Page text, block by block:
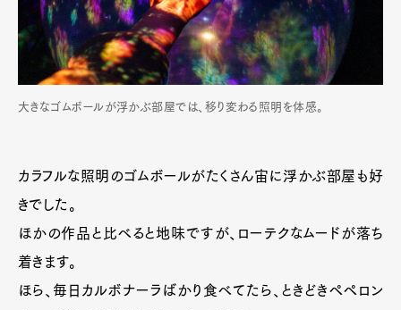
大きなゴムボールが浮かぶ部屋では、移り変わる照明を体感。
カラフルな照明のゴムボールがたくさん宙に浮かぶ部屋も好
きでした。
ほかの作品と比べると地味ですが、ローテクなムードが落ち
着きます。
ほら、毎日カルボナーラばかり食べてたら、ときどきペペロン